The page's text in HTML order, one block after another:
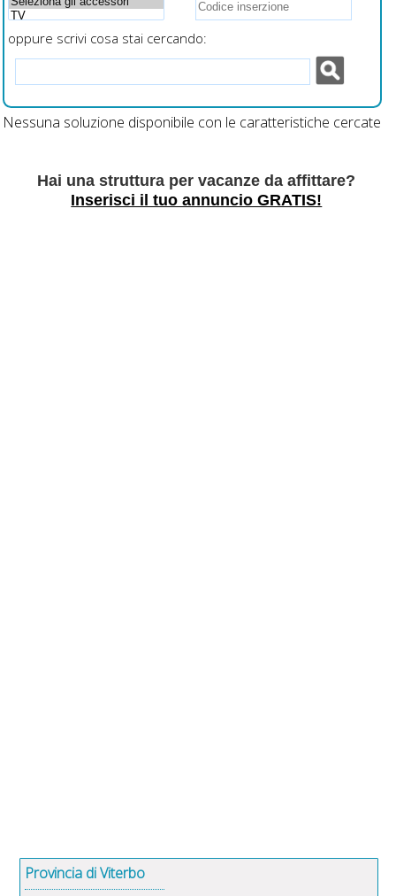
oppure scrivi cosa stai cercando:
Nessuna soluzione disponibile con le caratteristiche cercate
Hai una struttura per vacanze da affittare?
Inserisci il tuo annuncio GRATIS!
Provincia di Viterbo